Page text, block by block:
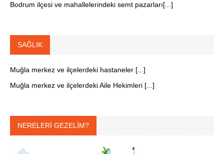
Bodrum ilçesi ve mahallelerindeki semt pazarları[...]
SAĞLIK
Muğla merkez ve ilçelerdeki hastaneler [...]
Muğla merkez ve ilçelerdeki Aile Hekimleri [...]
NERELERİ GEZELİM?